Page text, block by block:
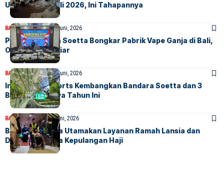
Umrah Mulai Juli 2026, Ini Tahapannya
BANDARABERITA25 Juni, 2026
Polres Bandara Soetta Bongkar Pabrik Vape Ganja di Bali,
Omzet Rp10 Miliar
BANDARABERITA18 Juni, 2026
InJourney Airports Kembangkan Bandara Soetta dan 3
Bandara Lainnya Tahun Ini
BANDARABERITA3 Juni, 2026
Bandara Soetta Utamakan Layanan Ramah Lansia dan
Disabilitas pada Kepulangan Haji